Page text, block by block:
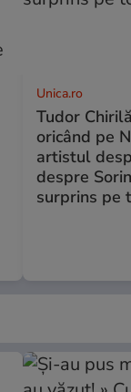
Unica.ro
Tudor
oricând pe
artistul
despre
surprins pe